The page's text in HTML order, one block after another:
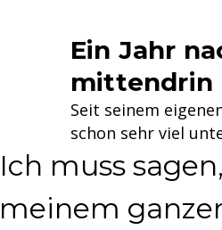
Ein Jahr
mittendrin
Seit seinem
schon sehr viel
Ich muss
meinem